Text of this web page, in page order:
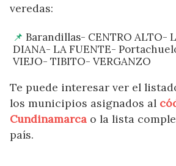
veredas:
Barandillas- CENTRO ALTO-
DIANA- LA FUENTE-
VIEJO- TIBITO- VERGANZO
Te puede interesar ver el
los municipios asignados al
Cundinamarca o la lista
país.